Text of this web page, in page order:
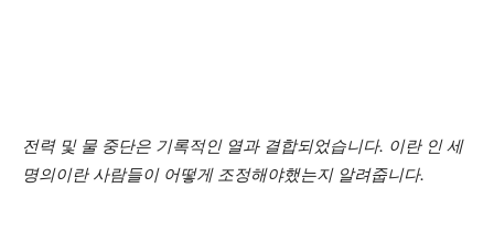
전력 및 물 중단은 기록적인 열과 결합되었습니다. 이란 인 세
명의이란 사람들이 어떻게 조정해야했는지 알려줍니다.